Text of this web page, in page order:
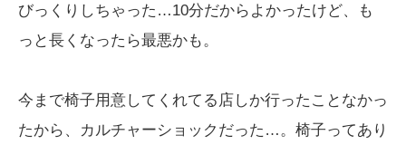
びっくりしちゃった…10分だからよかったけど、も
っと長くなったら最悪かも。
今まで椅子用意してくれてる店しか行ったことなかっ
たから、カルチャーショックだった…。椅子ってあり